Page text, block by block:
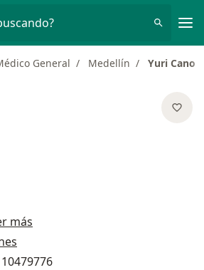
General Medellín Yuri Cano
más